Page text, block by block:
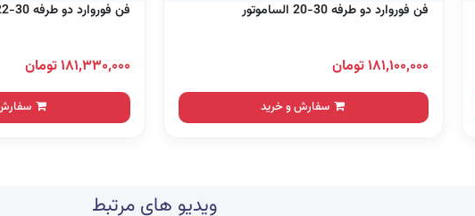
فن فوروارد دو طرفه 30-20 الساموتور
۱۸۱,۱۰۰,۰۰۰ تومان
سفارش و خرید
فن فوروارد دو طرفه 30-22 الساموتور
۱۸۱,۳۳۰,۰۰۰ تومان
ویدیو های مرتبط